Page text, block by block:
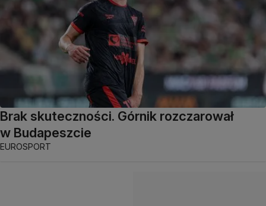
Brak skuteczności. Górnik rozczarował
w Budapeszcie
EUROSPORT